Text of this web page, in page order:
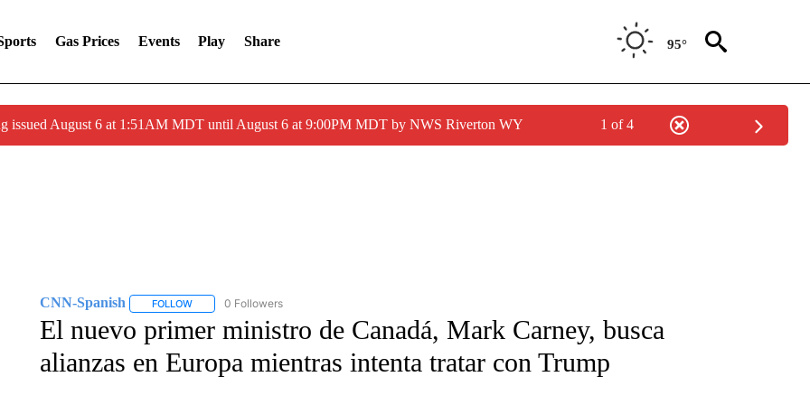
Gas Prices Events Play Share 95°
issued August 6 at 1:51AM MDT until August 6 at 9:00PM MDT by NWS Riverton WY 1 of 4
CNN-Spanish FOLLOWFOLLOW "CNN-SPANISH" TO RECEIVE NOTIFICATIONS ABOUT NEW PAGES ON "CNN-SPANISH".
0 Followers
El nuevo primer ministro de Canadá, Mark Carney, busca
alianzas en Europa mientras intenta tratar con Trump